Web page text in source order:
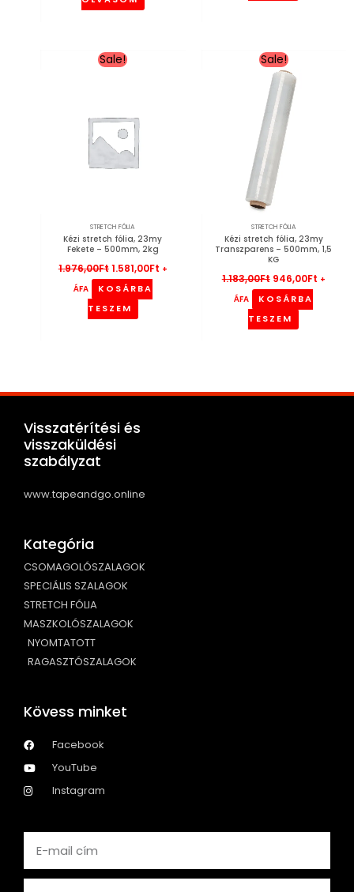
Sale!
STRETCH FÓLIA
Kézi stretch fólia, 23my
Fekete – 500mm, 2kg
1.976,00Ft
Original
price
1.581,00Ft +
ÁFA
KOSÁRBA
TESZEM
Sale!
STRETCH FÓLIA
Kézi stretch fólia, 23my
Transzparens – 500mm, 1,5
KG
1.183,00Ft
Original
price
was:
1.183,00Ft.
946,00Ft +
ÁFA
KOSÁRBA
TESZEM
Visszatérítési és
visszaküldési
szabályzat
www.tapeandgo.online
Kategória
CSOMAGOLÓSZALAGOK
SPECIÁLIS SZALAGOK
STRETCH FÓLIA
MASZKOLÓSZALAGOK
NYOMTATOTT
RAGASZTÓSZALAGOK
Kövess minket
Facebook
YouTube
Instagram